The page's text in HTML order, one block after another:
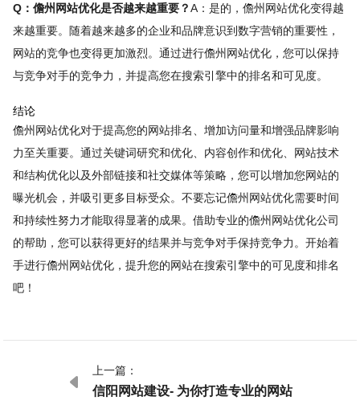
Q：儋州网站优化是否越来越重要？A：是的，儋州网站优化变得越
来越重要。随着越来越多的企业和品牌意识到数字营销的重要性，
网站的竞争也变得更加激烈。通过进行儋州网站优化，您可以保持
与竞争对手的竞争力，并提高您在搜索引擎中的排名和可见度。
结论
儋州网站优化对于提高您的网站排名、增加访问量和增强品牌影响
力至关重要。通过关键词研究和优化、内容创作和优化、网站技术
和结构优化以及外部链接和社交媒体等策略，您可以增加您网站的
曝光机会，并吸引更多目标受众。不要忘记儋州网站优化需要时间
和持续性努力才能取得显著的成果。借助专业的儋州网站优化公司
的帮助，您可以获得更好的结果并与竞争对手保持竞争力。开始着
手进行儋州网站优化，提升您的网站在搜索引擎中的可见度和排名
吧！

上一篇：
信阳网站建设- 为你打造专业的网站